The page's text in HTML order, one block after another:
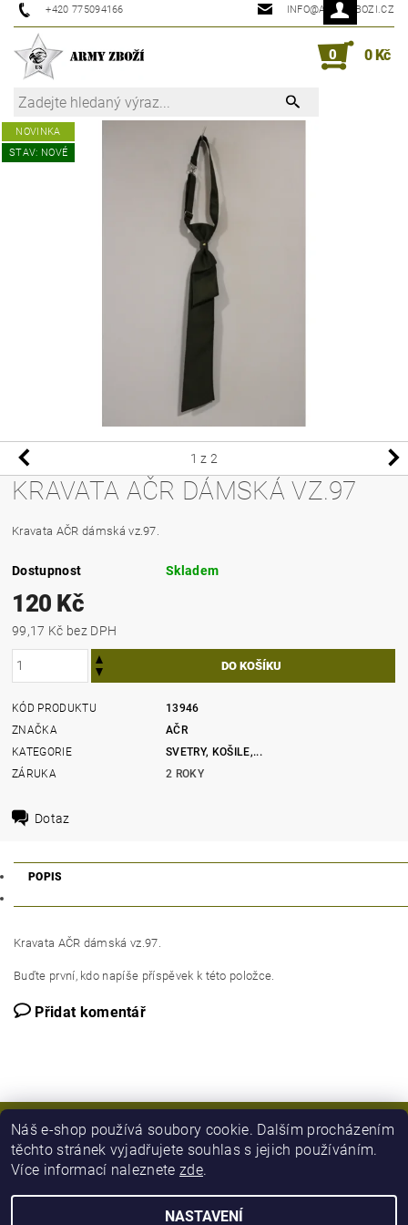
+420 775094166 INFO@ARMYZBOZI.CZ
0 0 Kč
NOVINKA
STAV: NOVÉ
1 z 2
KRAVATA AČR DÁMSKÁ VZ.97
Kravata AČR dámská vz.97.
Dostupnost Skladem
120 Kč
99,17 Kč bez DPH
KÓD PRODUKTU
13946
ZNAČKA
AČR
KATEGORIE
SVETRY, KOŠILE,...
ZÁRUKA
2 ROKY
Dotaz
POPIS
Kravata AČR dámská vz.97.
Buďte první, kdo napíše příspěvek k této položce.
Přidat komentář
Náš e-shop používá soubory cookie. Dalším procházením
těchto stránek vyjadřujete souhlas s jejich používáním.
Více informací naleznetezde.
NASTAVENÍ